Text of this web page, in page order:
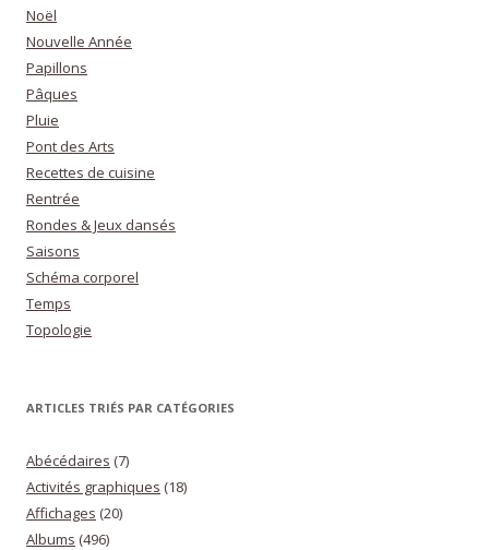
Noël
Nouvelle Année
Papillons
Pâques
Pluie
Pont des Arts
Recettes de cuisine
Rentrée
Rondes & Jeux dansés
Saisons
Schéma corporel
Temps
Topologie
ARTICLES TRIÉS PAR CATÉGORIES
Abécédaires (7)
Activités graphiques (18)
Affichages (20)
Albums (496)